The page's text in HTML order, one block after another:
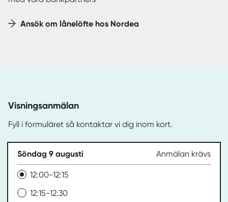
Ansök om lånelöfte hos Nordea
Visningsanmälan
Fyll i formuläret så kontaktar vi dig inom kort.
Söndag 9 augusti Anmälan krävs
12:00-12:15
12:15-12:30